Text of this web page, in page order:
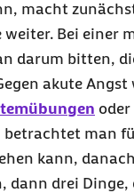
macht
weiter. Bei einer
darum bitten,
akute
betrachtet man
kann,
dann drei Dinge,